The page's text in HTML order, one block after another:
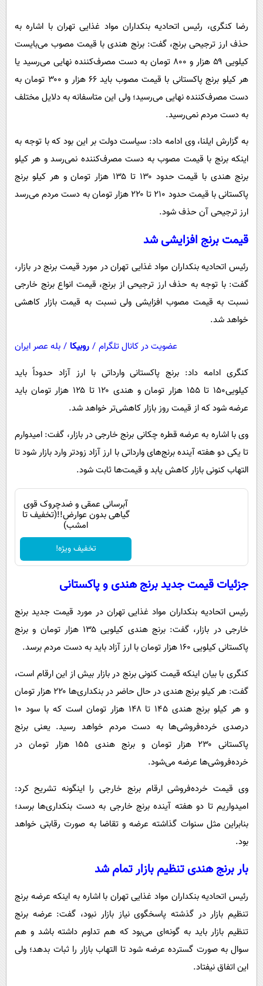
فناوری
گوناگون
محیط زیست
فرهنگی
بین الملل
اجتماعی
حیات وحش
روانشناسی
آشپزی
رضا کنگری، رئیس اتحادیه بنکداران مواد غذایی تهران با اشاره به
حذف ارز ترجیحی برنج، گفت: برنج هندی با قیمت مصوب می‌بایست
کیلویی ۵۹ هزار و ۸۰۰ تومان به دست مصرف‌کننده نهایی می‌رسید یا
هر کیلو برنج پاکستانی با قیمت مصوب باید ۶۶ هزار و ۳۰۰ تومان به
دست مصرف‌کننده نهایی می‌رسید؛ ولی این متاسفانه به دلایل مختلف
به دست مردم نمی‌رسید.
به گزارش ایلنا، وی ادامه داد: سیاست دولت بر این بود که با توجه به
اینکه برنج با قیمت مصوب به دست مصرف‌کننده نمی‌رسد و هر کیلو
برنج هندی با قیمت حدود ۱۳۰ تا ۱۳۵ هزار تومان و هر کیلو برنج
پاکستانی با قیمت حدود ۲۱۰ تا ۲۲۰ هزار تومان به دست مردم می‌رسد
ارز ترجیحی آن حذف شود.
قیمت برنج افزایشی شد
رئیس اتحادیه بنکداران مواد غذایی تهران در مورد قیمت برنج در بازار،
گفت: با توجه به حذف ارز ترجیحی از برنج، قیمت انواع برنج خارجی
نسبت به قیمت مصوب افزایشی ولی نسبت به قیمت بازار کاهشی
خواهد شد.
عضویت در کانال تلگرام / روبیکا / بله عصر ایران
کنگری ادامه داد: برنج پاکستانی وارداتی با ارز آزاد حدوداً باید
کیلویی۱۵۰ تا ۱۵۵ هزار تومان و هندی ۱۲۰ تا ۱۲۵ هزار تومان باید
عرضه شود که از قیمت روز بازار کاهشی‌تر خواهد شد.
وی با اشاره به عرضه قطره چکانی برنج خارجی در بازار، گفت: امیدوارم
تا یکی دو هفته آینده برنج‌های وارداتی با ارز آزاد زودتر وارد بازار شود تا
التهاب کنونی بازار کاهش یابد و قیمت‌ها ثابت شود.
آبرسانی عمقی و ضدچروک قوی
گیاهی بدون عوارض!!(تخفیف تا
امشب)
تخفیف ویژه!
جزئیات قیمت جدید برنج هندی و پاکستانی
رئیس اتحادیه بنکداران مواد غذایی تهران در مورد قیمت جدید برنج
خارجی در بازار، گفت: برنج هندی کیلویی ۱۳۵ هزار تومان و برنج
پاکستانی کیلویی ۱۶۰ هزار تومان با ارز آزاد باید به دست مردم برسد.
کنگری با بیان اینکه قیمت کنونی برنج در بازار بیش از این ارقام است،
گفت: هر کیلو برنج هندی در حال حاضر در بنکداری‌ها ۲۲۰ هزار تومان
و هر کیلو برنج هندی ۱۴۵ تا ۱۴۸ هزار تومان است که با سود ۱۰
درصدی خرده‌فروشی‌ها به دست مردم خواهد رسید. یعنی برنج
پاکستانی ۲۳۰ هزار تومان و برنج هندی ۱۵۵ هزار تومان در
خرده‌فروشی‌ها عرضه می‌شود.
وی قیمت خرده‌فروشی ارقام برنج خارجی را اینگونه تشریح کرد:
امیدواریم تا دو هفته آینده برنج خارجی به دست بنکداری‌ها برسد؛
بنابراین مثل سنوات گذاشته عرضه و تقاضا به صورت رقابتی خواهد
بود.
بار برنج هندی تنظیم بازار تمام شد
رئیس اتحادیه بنکداران مواد غذایی تهران با اشاره به اینکه عرضه برنج
تنظیم بازار در گذشته پاسخگوی نیاز بازار نبود، گفت: عرضه برنج
تنظیم بازار باید به گونه‌ای می‌بود که هم تداوم داشته باشد و هم
سوال به صورت گسترده عرضه شود تا التهاب بازار را ثبات بدهد؛ ولی
این اتفاق نیفتاد.